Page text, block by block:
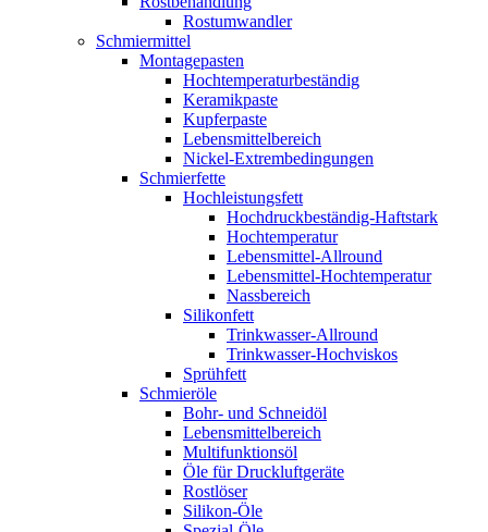
Rostumwandler
Schmiermittel
Montagepasten
Hochtemperaturbeständig
Keramikpaste
Kupferpaste
Lebensmittelbereich
Nickel-Extrembedingungen
Schmierfette
Hochleistungsfett
Hochdruckbeständig-Haftstark
Hochtemperatur
Lebensmittel-Allround
Lebensmittel-Hochtemperatur
Nassbereich
Silikonfett
Trinkwasser-Allround
Trinkwasser-Hochviskos
Sprühfett
Schmieröle
Bohr- und Schneidöl
Lebensmittelbereich
Multifunktionsöl
Öle für Druckluftgeräte
Rostlöser
Silikon-Öle